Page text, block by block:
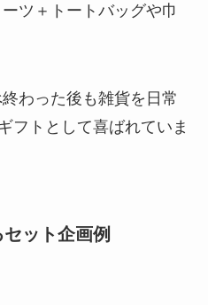
ツ＋トートバッグや巾
わった後も雑貨を日常
フトとして喜ばれていま
ット企画例